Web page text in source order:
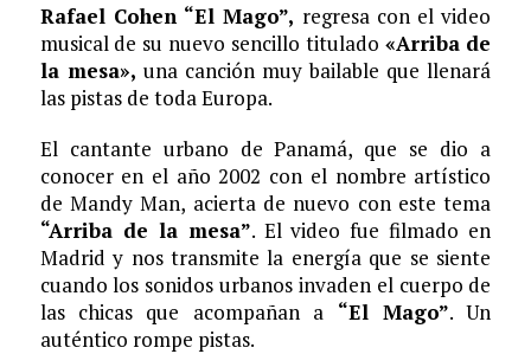
Rafael Cohen “El Mago”, regresa con el video
musical de su nuevo sencillo titulado «Arriba de
la mesa», una canción muy bailable que llenará
las pistas de toda Europa.
El cantante urbano de Panamá, que se dio a
conocer en el año 2002 con el nombre artístico
de Mandy Man, acierta de nuevo con este tema
“Arriba de la mesa”. El video fue filmado en
Madrid y nos transmite la energía que se siente
cuando los sonidos urbanos invaden el cuerpo de
las chicas que acompañan a “El Mago”. Un
auténtico rompe pistas.